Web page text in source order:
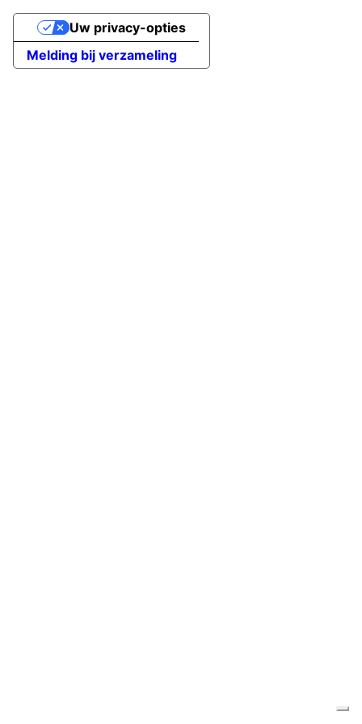
Melding bij verzameling
Uw privacy-opties